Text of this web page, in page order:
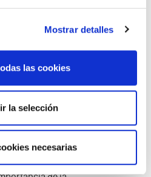
Mostrar detalles
las cookies
la selección
necesarias
de Galicia.
imprescindibles como
la Concatedral de
como la
la mina romana
más antigua de la